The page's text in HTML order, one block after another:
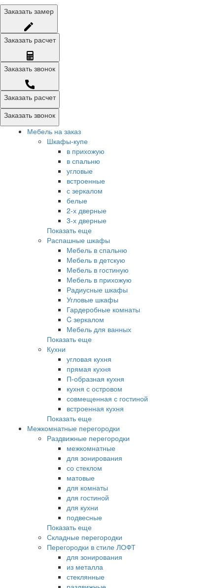
Заказать замер
Заказать расчет
Заказать звонок
Заказать расчет
Заказать звонок
Мебель на заказ
Шкафы-купе
в прихожую
в спальню
угловые
встроенные
с зеркалом
белые
2-х дверные
3-х дверные
Показать еще
Распашные шкафы
Мебель в спальню
Мебель в детскую
Мебель в гостиную
Мебель в прихожую
Радиусные шкафы
Угловые шкафы
Гардеробные комнаты
C зеркалом
Мебель для ванных
Показать еще
Кухни
угловая кухня
прямая кухня
П-образная кухня
кухня с островом
совмещенная с гостиной
встроенная кухня
Показать еще
Межкомнатные перегородки
Раздвижные перегородки
межкомнатные
для зонирования
со стеклом
матовые
для комнаты
для гостиной
для кухни
подвесные
Показать еще
Складные перегородки
Перегородки в стиле ЛОФТ
для зонирования
из металла
стеклянные